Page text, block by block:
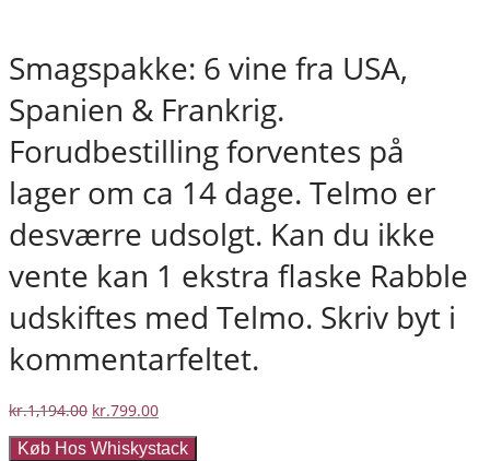
Smagspakke: 6 vine fra USA,
Spanien & Frankrig.
Forudbestilling forventes på
lager om ca 14 dage. Telmo er
desværre udsolgt. Kan du ikke
vente kan 1 ekstra flaske Rabble
udskiftes med Telmo. Skriv byt i
kommentarfeltet.
kr.1,194.00 Den
pris
kr.799.00Den
pris
Køb Hos Whiskystack